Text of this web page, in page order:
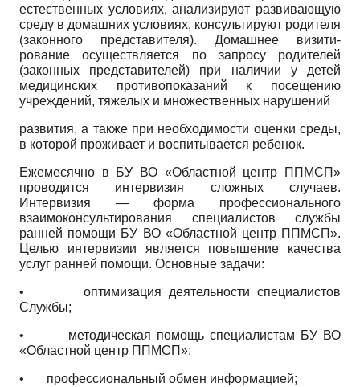
естественных условиях, анализируют развивающую
среду в домашних условиях, консультируют родителя
(законного представителя). Домашнее визити­
рование осуществляется по запросу родителей
(законных представителей) при наличии у детей
медицинских противопоказаний к посещению
учреждений, тяжелых и множественных нарушений
развития, а также при необходимости оценки среды,
в которой проживает и воспитывается ребенок.
Ежемесячно в БУ ВО «Областной центр ППМСП»
проводится интервизия сложных случаев.
Интервизия — форма профессионального
взаимоконсультирования специалистов службы
ранней помощи БУ ВО «Областной центр ППМСП».
Целью интервизии является повышение качества
услуг ранней помощи. Основные задачи:
• оптимизация деятельности специалистов
Службы;
• методическая помощь специалистам БУ ВО
«Областной центр ППМСП»;
• профессиональный обмен информацией;